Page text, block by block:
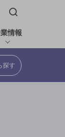
検索窓を開く
情報
探す